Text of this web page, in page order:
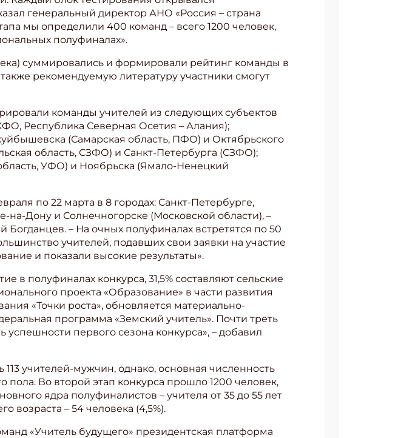
генеральный директор АНО «Россия – страна
мы определили 400 команд – всего 1200 человек,
полуфиналах».
суммировались и формировали рейтинг команды в
рекомендуемую литературу участники смогут
команды учителей из следующих субъектов
Республика Северная Осетия – Алания);
(Самарская область, ПФО) и Октябрьского
область, СЗФО) и Санкт-Петербурга (СЗФО);
УФО) и Ноябрьска (Ямало-Ненецкий
по 22 марта в 8 городах: Санкт-Петербурге,
на-Дону и Солнечногорске (Московской области), –
Богданцев. – На очных полуфиналах встретятся по 50
учителей, подавших свои заявки на участие
и показали высокие результаты».
в полуфиналах конкурса, 31,5% составляют сельские
проекта «Образование» в части развития
«Точки роста», обновляется материально-
программа «Земский учитель». Почти треть
первого сезона конкурса», – добавил
учителей-мужчин, однако, основная численность
Во второй этап конкурса прошло 1200 человек,
ядра полуфиналистов – учителя от 35 до 55 лет
возраста – 54 человека (4,5%).
«Учитель будущего» президентская платформа
в подарок!